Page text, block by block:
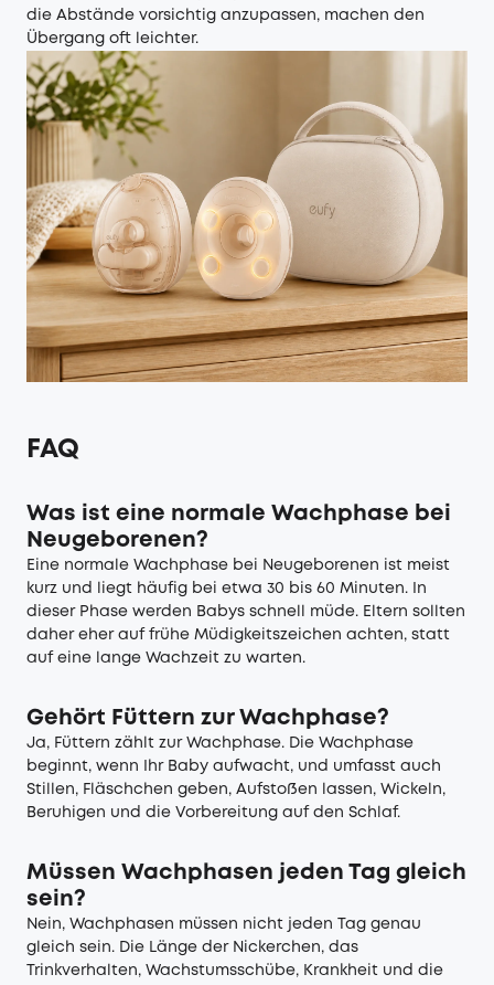
die Abstände vorsichtig anzupassen, machen den
Übergang oft leichter.
FAQ
Was ist eine normale Wachphase bei
Neugeborenen?
Eine normale Wachphase bei Neugeborenen ist meist
kurz und liegt häufig bei etwa 30 bis 60 Minuten. In
dieser Phase werden Babys schnell müde. Eltern sollten
daher eher auf frühe Müdigkeitszeichen achten, statt
auf eine lange Wachzeit zu warten.
Gehört Füttern zur Wachphase?
Ja, Füttern zählt zur Wachphase. Die Wachphase
beginnt, wenn Ihr Baby aufwacht, und umfasst auch
Stillen, Fläschchen geben, Aufstoßen lassen, Wickeln,
Beruhigen und die Vorbereitung auf den Schlaf.
Müssen Wachphasen jeden Tag gleich
sein?
Nein, Wachphasen müssen nicht jeden Tag genau
gleich sein. Die Länge der Nickerchen, das
Trinkverhalten, Wachstumsschübe, Krankheit und die